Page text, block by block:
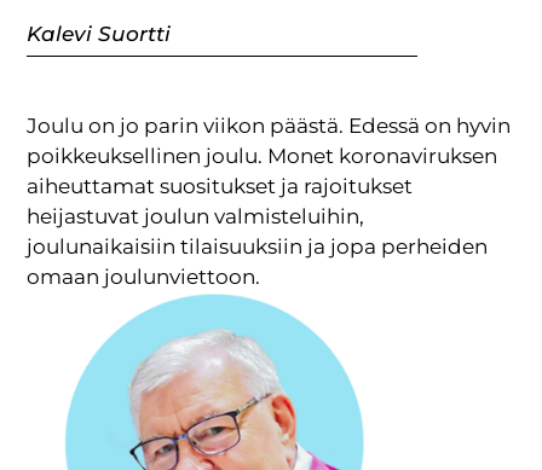
Kalevi Suortti
Joulu on jo parin viikon päästä. Edessä on hyvin
poikkeuksellinen joulu. Monet koronaviruksen
aiheuttamat suositukset ja rajoitukset
heijastuvat joulun valmisteluihin,
joulunaikaisiin tilaisuuksiin ja jopa perheiden
omaan joulunviettoon.